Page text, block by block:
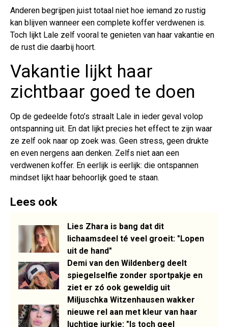
Anderen begrijpen juist totaal niet hoe iemand zo rustig
kan blijven wanneer een complete koffer verdwenen is.
Toch lijkt Lale zelf vooral te genieten van haar vakantie en
de rust die daarbij hoort.
Vakantie lijkt haar
zichtbaar goed te doen
Op de gedeelde foto’s straalt Lale in ieder geval volop
ontspanning uit. En dat lijkt precies het effect te zijn waar
ze zelf ook naar op zoek was. Geen stress, geen drukte
en even nergens aan denken. Zelfs niet aan een
verdwenen koffer. En eerlijk is eerlijk: die ontspannen
mindset lijkt haar behoorlijk goed te staan.
Lees ook
Lies Zhara is bang dat dit
lichaamsdeel té veel groeit: "Lopen
uit de hand"
Demi van den Wildenberg deelt
spiegelselfie zonder sportpakje en
ziet er zó ook geweldig uit
Miljuschka Witzenhausen wakker
nieuwe rel aan met kleur van haar
luchtige jurkje: "Is toch geel